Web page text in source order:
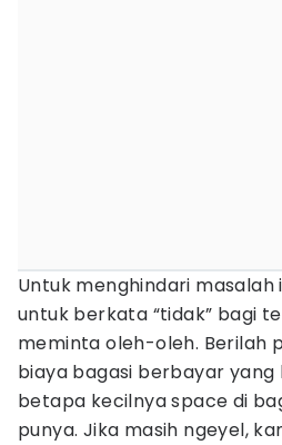
Untuk menghindari
untuk berkata “tidak” bagi
meminta oleh-oleh. Berilah
biaya bagasi berbayar yang
betapa kecilnya space di
punya. Jika masih ngeyel,